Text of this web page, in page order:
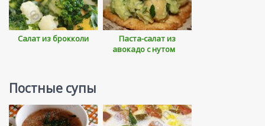
Салат из брокколи
Паста-салат из
авокадо с нутом
Постные супы